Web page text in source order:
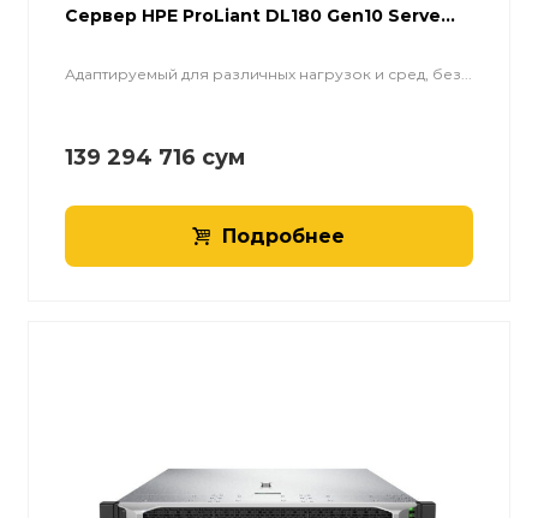
Cервер HPE ProLiant DL180 Gen10 Serve...
Адаптируемый для различных нагрузок и сред, без...
139 294 716 сум
Подробнее